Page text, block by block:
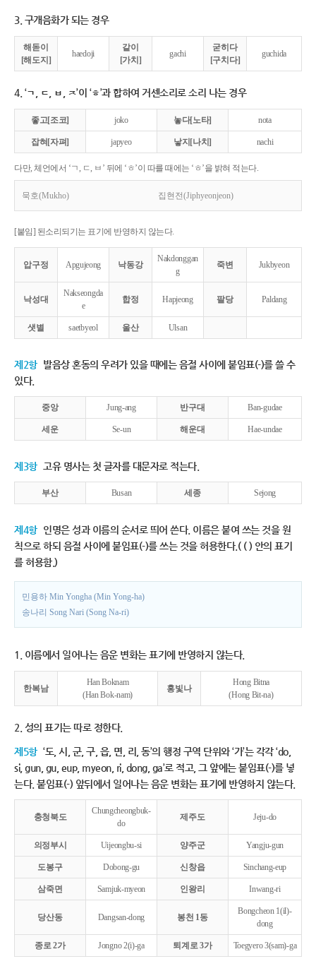
3. 구개음화가 되는 경우
해돋이
[해도지]
haedoji
같이
[가치]
gachi
굳히다
[구치다]
guchida
4. ‘ㄱ, ㄷ, ㅂ, ㅈ’이 ‘ㅎ’과 합하여 거센소리로 소리 나는 경우
좋고[조코] joko 놓다[노타] nota
잡혀[자펴] japyeo 낳지[나치] nachi
다만, 체언에서 ‘ㄱ, ㄷ, ㅂ’ 뒤에 ‘ㅎ’이 따를 때에는 ‘ㅎ’을 밝혀 적는다.
묵호(Mukho) 집현전(Jiphyeonjeon)
[붙임] 된소리되기는 표기에 반영하지 않는다.
압구정 Apgujeong 낙동강
Nakdonggan
g
죽변 Jukbyeon
낙성대
Nakseongda
e
합정 Hapjeong 팔당 Paldang
샛별 saetbyeol 울산 Ulsan
제2항 발음상 혼동의 우려가 있을 때에는 음절 사이에 붙임표(-)를 쓸 수
있다.
중앙 Jung-ang 반구대 Ban-gudae
세운 Se-un 해운대 Hae-undae
제3항 고유 명사는 첫 글자를 대문자로 적는다.
부산 Busan 세종 Sejong
제4항 인명은 성과 이름의 순서로 띄어 쓴다. 이름은 붙여 쓰는 것을 원
칙으로 하되 음절 사이에 붙임표(-)를 쓰는 것을 허용한다.( ( ) 안의 표기
를 허용함.)
민용하 Min Yongha (Min Yong-ha)
송나리 Song Nari (Song Na-ri)
1. 이름에서 일어나는 음운 변화는 표기에 반영하지 않는다.
한복남
Han Boknam
(Han Bok-nam)
홍빛나
Hong Bitna
(Hong Bit-na)
2. 성의 표기는 따로 정한다.
제5항 ‘도, 시, 군, 구, 읍, 면, 리, 동’의 행정 구역 단위와 ‘가’는 각각 ‘do,
si, gun, gu, eup, myeon, ri, dong, ga’로 적고, 그 앞에는 붙임표(-)를 넣
는다. 붙임표(-) 앞뒤에서 일어나는 음운 변화는 표기에 반영하지 않는다.
충청북도
Chungcheongbuk-
do
제주도 Jeju-do
의정부시 Uijeongbu-si 양주군 Yangju-gun
도봉구 Dobong-gu 신창읍 Sinchang-eup
삼죽면 Samjuk-myeon 인왕리 Inwang-ri
당산동 Dangsan-dong 봉천 1동
Bongcheon 1(il)-
dong
종로 2가 Jongno 2(i)-ga 퇴계로 3가 Toegyero 3(sam)-ga